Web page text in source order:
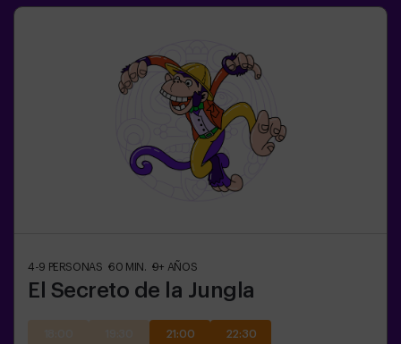
4-9 PERSONAS 60 MIN. 9+ AÑOS
El Secreto de la Jungla
21:00 22:30